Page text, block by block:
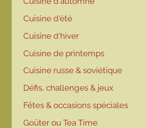
Cuisine d'été
Cuisine d'hiver
Cuisine de printemps
Cuisine russe & soviétique
Défis, challenges & jeux
Fêtes & occasions spéciales
Goûter ou Tea Time